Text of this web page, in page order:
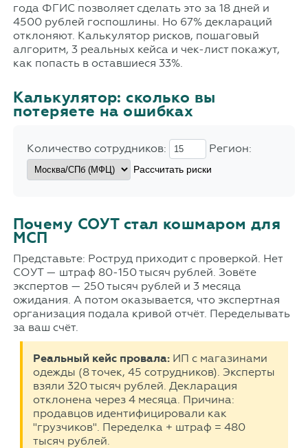
года ФГИС позволяет сделать это за 18 дней и
4500 рублей госпошлины. Но 67% деклараций
отклоняют. Калькулятор рисков, пошаговый
алгоритм, 3 реальных кейса и чек-лист покажут,
как попасть в оставшиеся 33%.
Калькулятор: сколько вы
потеряете на ошибках
Количество сотрудников: Регион:
Рассчитать риски
Почему СОУТ стал кошмаром для
МСП
Представьте: Роструд приходит с проверкой. Нет
СОУТ — штраф 80-150 тысяч рублей. Зовёте
экспертов — 250 тысяч рублей и 3 месяца
ожидания. А потом оказывается, что экспертная
организация подала кривой отчёт. Переделывать
за ваш счёт.
Реальный кейс провала:ИП с магазинами
одежды (8 точек, 45 сотрудников). Эксперты
взяли 320 тысяч рублей. Декларация
отклонена через 4 месяца. Причина:
продавцов идентифицировали как
"грузчиков". Переделка + штраф = 480
тысяч рублей.